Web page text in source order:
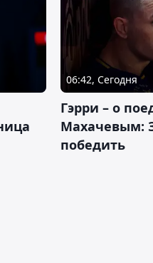
06:42, Сегодня
Гэрри – о
Махачевым:
победить